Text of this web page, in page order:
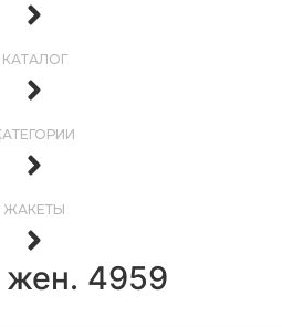
КАТАЛОГ
ЖАКЕТЫ
жен. 4959